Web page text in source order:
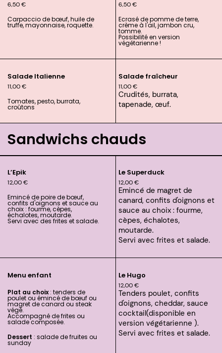
6,50€
Carpaccio de bœuf, huile de
truffe, mayonnaise, roquette.
6,50€
Ecrasé de pomme de terre,
crème à l'ail, jambon cru,
tomme.
Possibilité en version
végétarienne !
Salade Italienne
11,00€
Tomates, pesto, burrata,
croûtons
Salade fraîcheur
11,00€
Crudités, burrata,
tapenade, œuf.
Sandwichs chauds
L’Epik
12,00€
Emincé de poire de bœuf,
confits d'oignons et sauce au
choix : fourme, cèpes,
échalotes, moutarde.
Servi avec des frites et salade.
Le Superduck
12,00€
Emincé de magret de
canard, confits d'oignons et
sauce au choix : fourme,
cèpes, échalotes,
moutarde.
Servi avec frites et salade.
Menu enfant
Plat au choix: tenders de
poulet ou émincé de bœuf ou
magret de canard ou steak
végé.
Accompagné de frites ou
salade composée.
Dessert : salade de fruites ou
sunday
Le Hugo
12,00€
Tenders poulet, confits
d'oignons, cheddar, sauce
cocktail(disponible en
version végétarienne ).
Servi avec frites et salade.